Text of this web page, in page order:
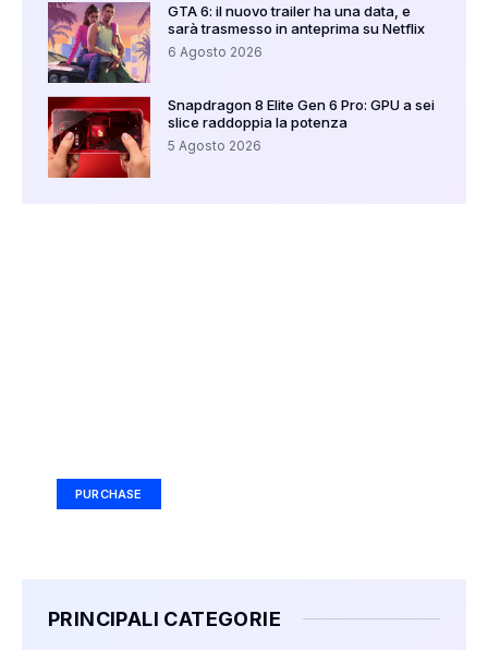
GTA 6: il nuovo trailer ha una data, e
sarà trasmesso in anteprima su Netflix
6 Agosto 2026
Snapdragon 8 Elite Gen 6 Pro: GPU a sei
slice raddoppia la potenza
5 Agosto 2026
PURCHASE
PRINCIPALI CATEGORIE